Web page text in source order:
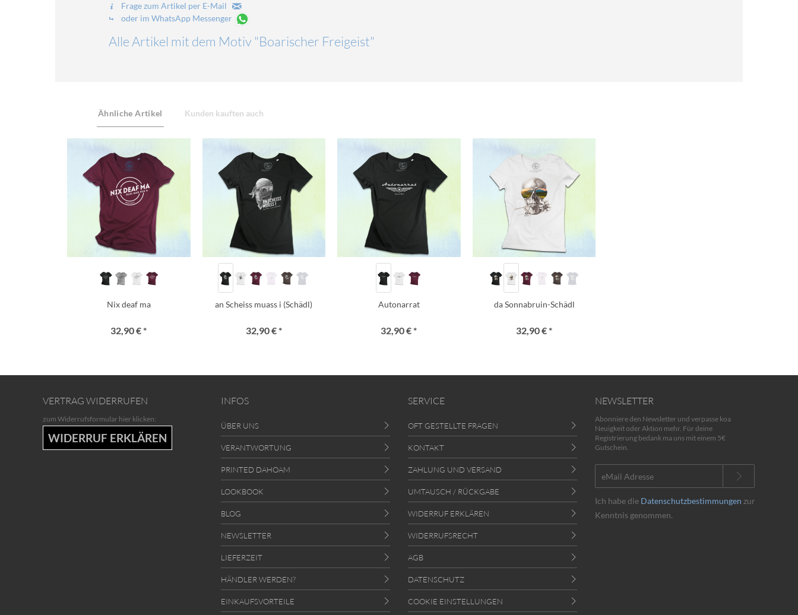
Frage zum Artikel per E-Mail
oder im WhatsApp Messenger
Alle Artikel mit dem Motiv "Boarischer Freigeist"
Ähnliche Artikel Kunden kauften auch
Nix deaf ma
32,90 € *
an Scheiss muass i (Schädl)
32,90 € *
Autonarrat
32,90 € *
da Sonnabruin-Schädl
32,90 € *
VERTRAG WIDERRUFEN
zum Widerrufsformular hier klicken:
WIDERRUF ERKLÄREN
INFOS
ÜBER UNS
VERANTWORTUNG
PRINTED DAHOAM
LOOKBOOK
BLOG
NEWSLETTER
LIEFERZEIT
HÄNDLER WERDEN?
EINKAUFSVORTEILE
SERVICE
OFT GESTELLTE FRAGEN
KONTAKT
ZAHLUNG UND VERSAND
UMTAUSCH / RÜCKGABE
WIDERRUF ERKLÄREN
WIDERRUFSRECHT
AGB
DATENSCHUTZ
COOKIE EINSTELLUNGEN
NEWSLETTER
Abonniere den Newsletter und verpasse koa
Neuigkeit oder Aktion mehr. Für deine
Registrierung bedank ma uns mit einem 5€
Gutschein.
Ich habe die Datenschutzbestimmungen zur
Kenntnis genommen.